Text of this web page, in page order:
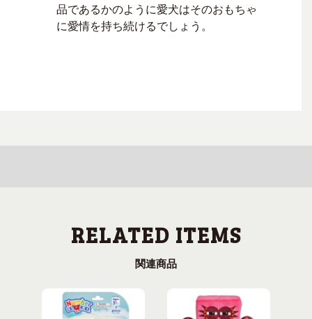
品であるかのように愛犬はそのおもちゃ
に愛情を持ち続けるでしょう。
関連商品